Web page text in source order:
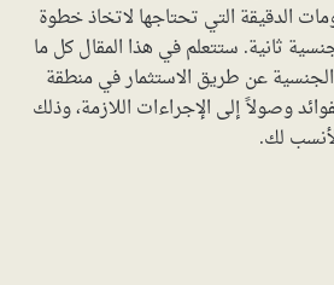
الدقيقة التي تحتاجها لاتخاذ خطوة
ثانية. ستتعلم في هذا المقال كل ما
عن طريق الاستثمار في منطقة
وصولاً إلى الإجراءات اللازمة، وذلك
لك.